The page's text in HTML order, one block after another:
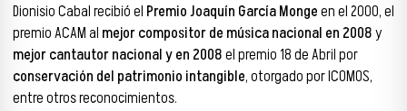
Dionisio Cabal recibió el Premio Joaquín García Mongeen el 2000, el
premio ACAM al mejor compositor de música nacional en 2008y
mejor cantautor nacional y en 2008el premio 18 de Abril por
conservación del patrimonio intangible, otorgado por ICOMOS,
entre otros reconocimientos.